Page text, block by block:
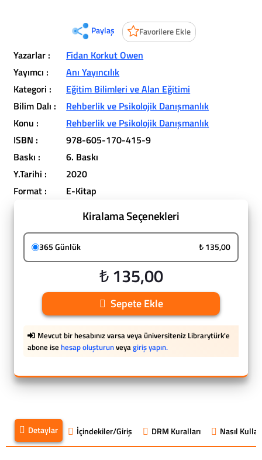
Paylaş Favorilere Ekle
Yazarlar :
Fidan Korkut Owen
Yayımcı :
Anı Yayıncılık
Kategori :
Eğitim Bilimleri ve Alan Eğitimi
Bilim Dalı :
Rehberlik ve Psikolojik Danışmanlık
Konu :
Rehberlik ve Psikolojik Danışmanlık
ISBN :
978-605-170-415-9
Baskı :
6. Baskı
Y.Tarihi :
2020
Format :
E-Kitap
Kiralama Seçenekleri
365 Günlük ₺ 135,00
₺ 135,00
Sepete Ekle
Mevcut bir hesabınız varsa veya üniversiteniz Librarytürk'e
abone ise hesap oluşturunveyagiriş yapın.
Detaylar İçindekiler/Giriş DRM Kuralları Nasıl